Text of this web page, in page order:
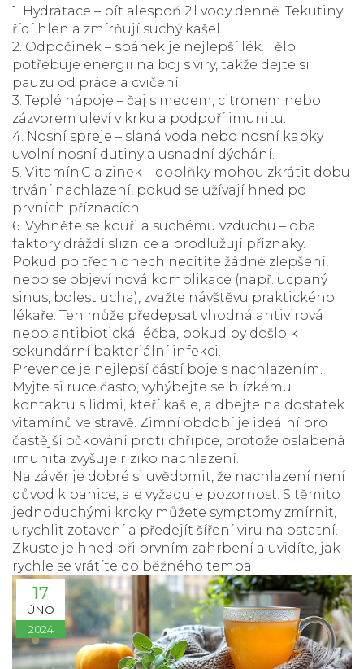
1. Hydratace – pít alespoň 2 l vody denně. Tekutiny
řídí hlen a zmírňují suchý kašel.
2. Odpočinek – spánek je nejlepší lék. Tělo
potřebuje energii na boj s viry, takže dejte si
pauzu od práce a cvičení.
3. Teplé nápoje – čaj s medem, citronem nebo
zázvorem uleví v krku a podpoří imunitu.
4. Nosní spreje – slaná voda nebo nosní kapky
uvolní nosní dutiny a usnadní dýchání.
5. Vitamín C a zinek – doplňky mohou zkrátit dobu
trvání nachlazení, pokud se užívají hned po
prvních příznacích.
6. Vyhněte se kouři a suchému vzduchu – oba
faktory dráždí sliznice a prodlužují příznaky.
Pokud po třech dnech necítíte žádné zlepšení,
nebo se objeví nová komplikace (např. ucpaný
sinus, bolest ucha), zvažte návštěvu praktického
lékaře. Ten může předepsat vhodná antivirová
nebo antibiotická léčba, pokud by došlo k
sekundární bakteriální infekci.
Prevence je nejlepší částí boje s nachlazením.
Myjte si ruce často, vyhýbejte se blízkému
kontaktu s lidmi, kteří kašle, a dbejte na dostatek
vitamínů ve stravě. Zimní období je ideální pro
častější očkování proti chřipce, protože oslabená
imunita zvyšuje riziko nachlazení.
Na závěr je dobré si uvědomit, že nachlazení není
důvod k panice, ale vyžaduje pozornost. S těmito
jednoduchými kroky můžete symptomy zmírnit,
urychlit zotavení a předejít šíření viru na ostatní.
Zkuste je hned při prvním zahrbení a uvidíte, jak
rychle se vrátíte do běžného tempa.
17
ÚNO
2024